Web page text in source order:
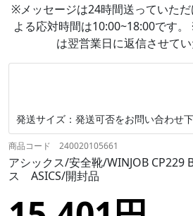
※メッセージは24時間送っていた
よる応対時間は10:00~18:00です
は翌営業日に返信させてい
発送サイズ：発送可否をお問い合わせ下
商品コード 240020105661
アシックス/安全靴/WINJOB
ス ASICS/開封品